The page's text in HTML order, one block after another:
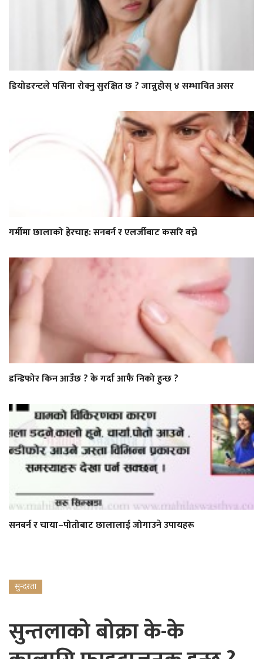
डियोडरन्टले पसिना रोक्नु सुरक्षित छ ? जान्नुहोस् ४ सम्भावित असर
गर्मीमा छालाको हेरचाह: सनबर्न र एलर्जीबाट कसरि बच्ने
डन्डिफोर किन आउँछ ? के गर्दा आफै निको हुन्छ ?
सनबर्न र चाया–पोतोबाट छालालाई जोगाउने उपायहरू
सुन्दरता
सुन्तलाको बोक्रा के-के